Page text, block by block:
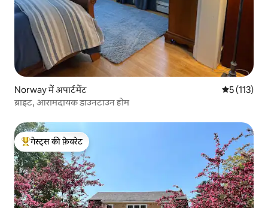
Norway में अपार्टमेंट औसत रेटिंग 5
5 (113)
ब्राइट, आरामदायक डाउनटाउन होम
गेस्ट्स का टॉप फ़ेवरेट
गेस्ट्स की फ़ेवरेट